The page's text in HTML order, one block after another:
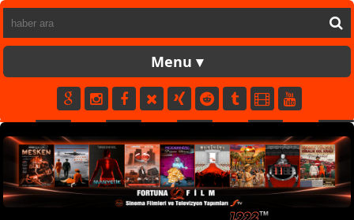
FORTUNATV
YAPIM
FİLM